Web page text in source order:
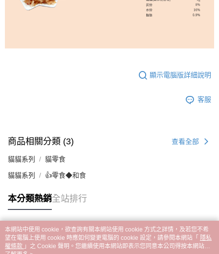
顯示電腦版詳細說明
客服
商品相關分類 (3) 查看全部
貓貓系列 貓零食
貓貓系列 👍零食◆和食
本分類熱銷全站排行
熱門標籤
本網站中使用 cookie，欲查詢有關本網站使用 cookie 方式之詳情，及若您不希
望在電腦上使用 cookie 時應如何變更電腦的 cookie 設定，請參閱本網站「 隱私
權條款 」之 Cookie 聲明。您繼續使用本網站即表示您同意本公司得按本網站使